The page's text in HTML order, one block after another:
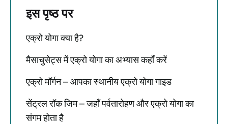
इस पृष्ठ पर
एक्रो योगा क्या है?
मैसाचुसेट्स में एक्रो योगा का अभ्यास कहाँ करें
एक्रो मॉर्गन – आपका स्थानीय एक्रो योगा गाइड
सेंट्रल रॉक जिम – जहाँ पर्वतारोहण और एक्रो योगा का
संगम होता है